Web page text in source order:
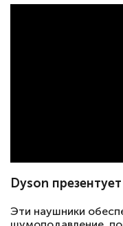
Dyson
Эти наушники